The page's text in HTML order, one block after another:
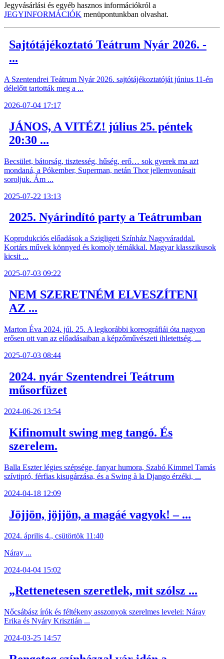
Jegyvásárlási és egyéb hasznos információkról a
JEGYINFORMÁCIÓK menüpontunkban olvashat.
Sajtótájékoztató Teátrum Nyár 2026. -
...
A Szentendrei Teátrum Nyár 2026. sajtótájékoztatóját június 11-én
délelőtt tartották meg a ...
2026-07-04 17:17
JÁNOS, A VITÉZ! július 25. péntek
20:30 ...
Becsület, bátorság, tisztesség, hűség, erő… sok gyerek ma azt
mondaná, a Pókember, Superman, netán Thor jellemvonásait
soroljuk. Ám ...
2025-07-22 13:13
2025. Nyárindító party a Teátrumban
Koprodukciós előadások a Szigligeti Színház Nagyváraddal.
Kortárs művek könnyed és komoly témákkal. Magyar klasszikusok
kicsit ...
2025-07-03 09:22
NEM SZERETNÉM ELVESZÍTENI
AZ ...
Marton Éva 2024. júl. 25. A legkorábbi koreográfiái óta nagyon
erősen ott van az előadásaiban a képzőművészeti ihletettség, ...
2025-07-03 08:44
2024. nyár Szentendrei Teátrum
műsorfüzet
2024-06-26 13:54
Kifinomult swing meg tangó. És
szerelem.
Balla Eszter légies szépsége, fanyar humora, Szabó Kimmel Tamás
szívtipró, férfias kisugárzása, és a Swing à la Django érzéki, ...
2024-04-18 12:09
Jöjjön, jöjjön, a magáé vagyok! – ...
2024. április 4., csütörtök 11:40
Náray ...
2024-04-04 15:02
„Rettenetesen szeretlek, mit szólsz ...
Nőcsábász írók és féltékeny asszonyok szerelmes levelei: Náray
Erika és Nyáry Krisztián ...
2024-03-25 14:57